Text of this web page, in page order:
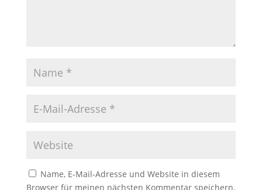
Name, E-Mail-Adresse und Website in diesem
Browser für meinen nächsten Kommentar speichern.